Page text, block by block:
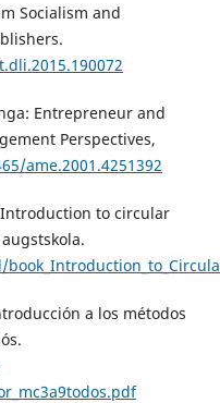
Socialism and
Entrepreneur and
Perspectives,
ame.2001.4251392
Introduction to circular
a los métodos